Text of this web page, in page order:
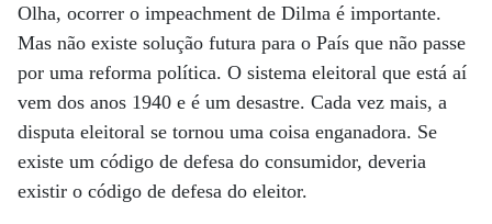
Olha, ocorrer o impeachment de Dilma é importante.
Mas não existe solução futura para o País que não passe
por uma reforma política. O sistema eleitoral que está aí
vem dos anos 1940 e é um desastre. Cada vez mais, a
disputa eleitoral se tornou uma coisa enganadora. Se
existe um código de defesa do consumidor, deveria
existir o código de defesa do eleitor.